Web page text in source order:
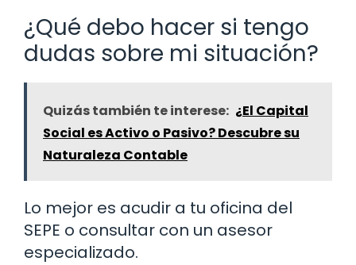
¿Qué debo hacer si tengo
dudas sobre mi situación?
Quizás también te interese: ¿El Capital
Social es Activo o Pasivo? Descubre su
Naturaleza Contable
Lo mejor es acudir a tu oficina del
SEPE o consultar con un asesor
especializado.